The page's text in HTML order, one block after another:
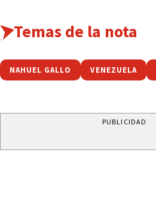
Temas de la nota
NAHUEL GALLO VENEZUELA
PUBLICIDAD